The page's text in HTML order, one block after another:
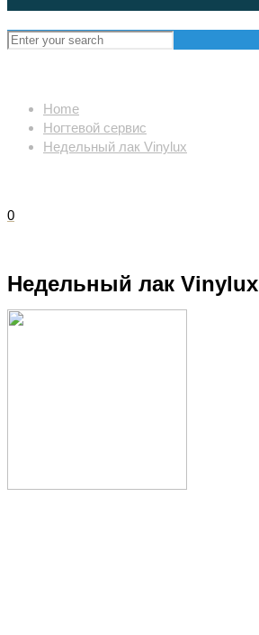
Home
Ногтевой сервис
Недельный лак Vinylux
0
Недельный лак Vinylux